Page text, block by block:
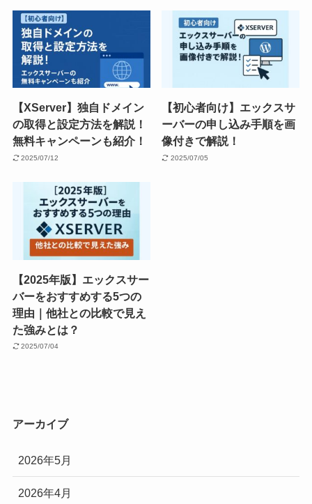
【XServer】独自ドメイン
の取得と設定方法を解説！
無料キャンペーンも紹介！
2025/07/12
【初心者向け】エックスサ
ーバーの申し込み手順を画
像付きで解説！
2025/07/05
【2025年版】エックスサー
バーをおすすめする5つの
理由｜他社との比較で見え
た強みとは？
2025/07/04
アーカイブ
2026年5月
2026年4月